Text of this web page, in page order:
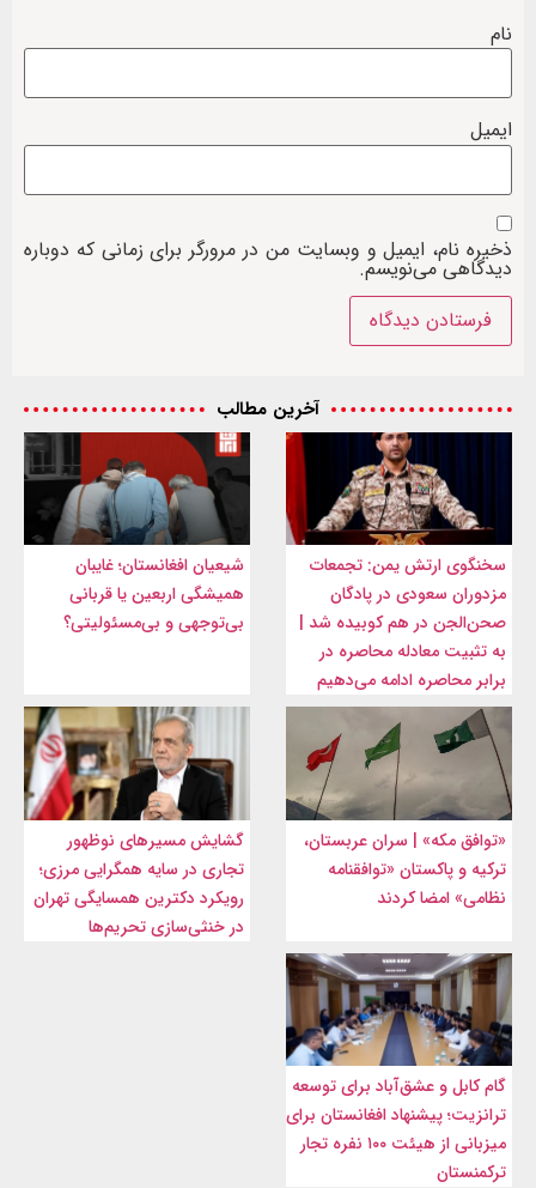
نام
ایمیل
ذخیره نام، ایمیل و وبسایت من در مرورگر برای زمانی که دوباره
دیدگاهی می‌نویسم.
آخرین مطالب
سخنگوی ارتش یمن: تجمعات
مزدوران سعودی در پادگان
صحن‌الجن در هم کوبیده شد |
به تثبیت معادله محاصره در
برابر محاصره ادامه می‌دهیم
شیعیان افغانستان؛ غایبان
همیشگی اربعین یا قربانی
بی‌توجهی و بی‌مسئولیتی؟
«توافق مکه» | سران عربستان،
ترکیه و پاکستان «توافقنامه
نظامی» امضا کردند
گشایش مسیرهای نوظهور
تجاری در سایه همگرایی مرزی؛
رویکرد دکترین همسایگی تهران
در خنثی‌سازی تحریم‌ها
گام کابل و عشق‌آباد برای توسعه
ترانزیت؛ پیشنهاد افغانستان برای
میزبانی از هیئت ۱۰۰ نفره تجار
ترکمنستان